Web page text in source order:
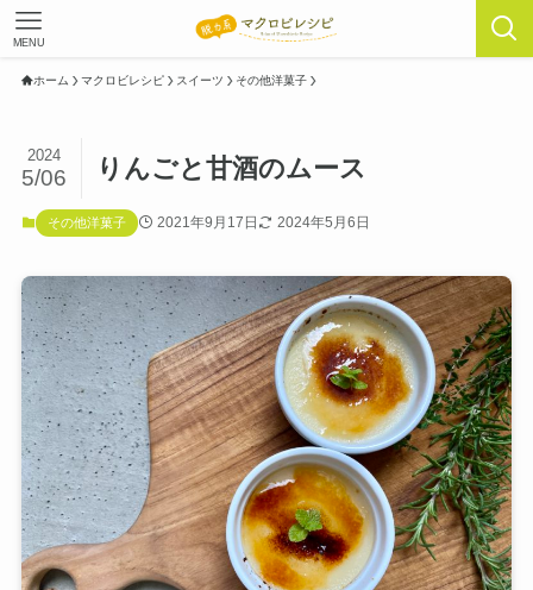
MENU
ホーム マクロビレシピ スイーツ その他洋菓子
りんごと甘酒のムース
2024
5/06
その他洋菓子 2021年9月17日 2024年5月6日